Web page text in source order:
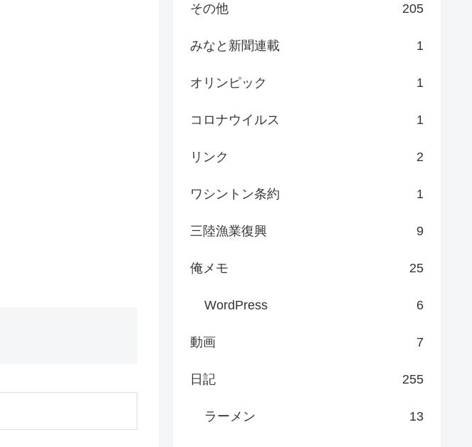
その他 205
みなと新聞連載 1
オリンピック 1
コロナウイルス 1
リンク 2
ワシントン条約 1
三陸漁業復興 9
俺メモ 25
WordPress 6
動画 7
日記 255
ラーメン 13